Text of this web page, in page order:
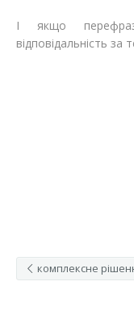
І якщо
відповідальність
комплексне